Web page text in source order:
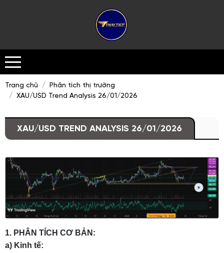
Trang chủ
Phân tích thị trường
XAU/USD Trend Analysis 26/01/2026
XAU/USD TREND ANALYSIS 26/01/2026
1. PHÂN TÍCH CƠ BẢN:
a) Kinh tế: